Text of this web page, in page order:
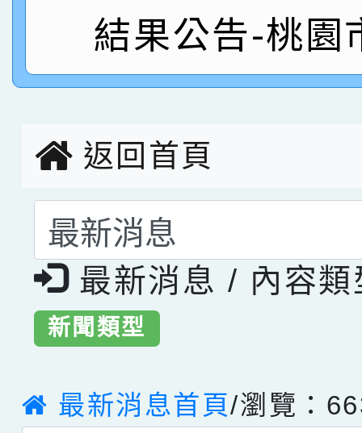
臺灣台語-第二名
市賽榮獲科學小創客佳
創客第三名。
結果公告-桃園
返回首頁
選擇後頁面內容會更
最新消息 / 內容類
新聞類型
最新消息首頁/瀏覽：